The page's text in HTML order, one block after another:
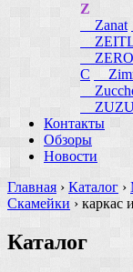
Z
Zanat
ZERO
C
Контакты
Обзоры
Новости
Главная › Каталог ›
Скамейки › каркас
Каталог